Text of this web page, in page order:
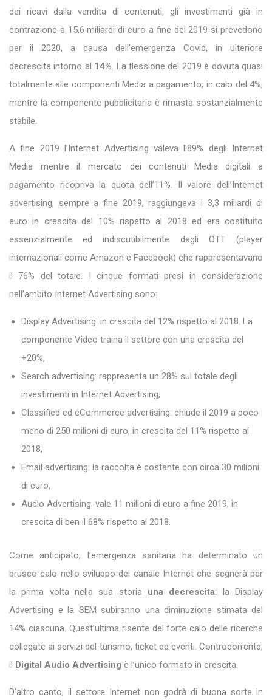
dei ricavi dalla vendita di contenuti, gli investimenti già in
contrazione a 15,6 miliardi di euro a fine del 2019 si prevedono
per il 2020, a causa dell’emergenza Covid, in ulteriore
decrescita intorno al 14%. La flessione del 2019 è dovuta quasi
totalmente alle componenti Media a pagamento, in calo del 4%,
mentre la componente pubblicitaria è rimasta sostanzialmente
stabile.
A fine 2019 l’Internet Advertising valeva l’89% degli Internet
Media mentre il mercato dei contenuti Media digitali a
pagamento ricopriva la quota dell’11%. Il valore dell’Internet
advertising, sempre a fine 2019, raggiungeva i 3,3 miliardi di
euro in crescita del 10% rispetto al 2018 ed era costituito
essenzialmente ed indiscutibilmente dagli OTT (player
internazionali come Amazon e Facebook) che rappresentavano
il 76% del totale. I cinque formati presi in considerazione
nell’ambito Internet Advertising sono:
Display Advertising: in crescita del 12% rispetto al 2018. La
componente Video traina il settore con una crescita del
+20%,
Search advertising: rappresenta un 28% sul totale degli
investimenti in Internet Advertising,
Classified ed eCommerce advertising: chiude il 2019 a poco
meno di 250 milioni di euro, in crescita del 11% rispetto al
2018,
Email advertising: la raccolta è costante con circa 30 milioni
di euro,
Audio Advertising: vale 11 milioni di euro a fine 2019, in
crescita di ben il 68% rispetto al 2018.
Come anticipato, l’emergenza sanitaria ha determinato un
brusco calo nello sviluppo del canale Internet che segnerà per
la prima volta nella sua storia una decrescita: la Display
Advertising e la SEM subiranno una diminuzione stimata del
14% ciascuna. Quest’ultima risente del forte calo delle ricerche
collegate ai servizi del turismo, ticket ed eventi. Controcorrente,
il Digital Audio Advertising è l’unico formato in crescita.
D’altro canto, il settore Internet non godrà di buona sorte in